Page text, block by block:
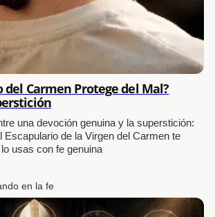
del Carmen Protege del Mal?
una devoción genuina y la superstición:
Escapulario de la Virgen del Carmen te
usas con fe genuina
en la fe